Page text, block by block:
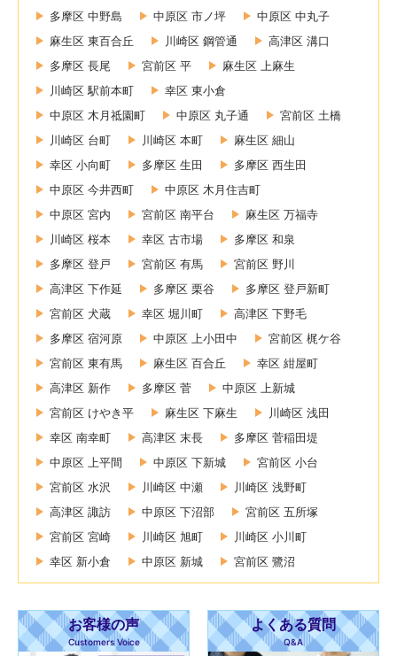
多摩区 中野島
中原区 市ノ坪
中原区 中丸子
麻生区 東百合丘
川崎区 鋼管通
高津区 溝口
多摩区 長尾
宮前区 平
麻生区 上麻生
川崎区 駅前本町
幸区 東小倉
中原区 木月祗園町
中原区 丸子通
宮前区 土橋
川崎区 台町
川崎区 本町
麻生区 細山
幸区 小向町
多摩区 生田
多摩区 西生田
中原区 今井西町
中原区 木月住吉町
中原区 宮内
宮前区 南平台
麻生区 万福寺
川崎区 桜本
幸区 古市場
多摩区 和泉
多摩区 登戸
宮前区 有馬
宮前区 野川
高津区 下作延
多摩区 栗谷
多摩区 登戸新町
宮前区 犬蔵
幸区 堀川町
高津区 下野毛
多摩区 宿河原
中原区 上小田中
宮前区 梶ケ谷
宮前区 東有馬
麻生区 百合丘
幸区 紺屋町
高津区 新作
多摩区 菅
中原区 上新城
宮前区 けやき平
麻生区 下麻生
川崎区 浅田
幸区 南幸町
高津区 末長
多摩区 菅稲田堤
中原区 上平間
中原区 下新城
宮前区 小台
宮前区 水沢
川崎区 中瀬
川崎区 浅野町
高津区 諏訪
中原区 下沼部
宮前区 五所塚
宮前区 宮崎
川崎区 旭町
川崎区 小川町
幸区 新小倉
中原区 新城 宮前区 鷺沼
お客様の声
Customers Voice
よくある質問
Q&A